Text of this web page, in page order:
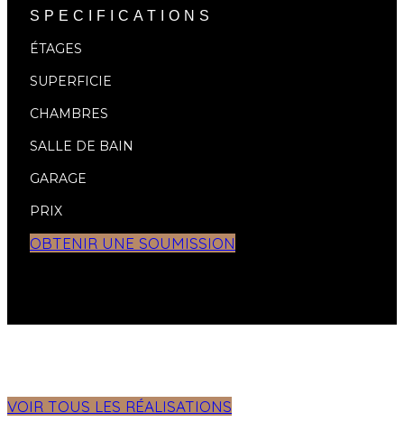
SPECIFICATIONS
ÉTAGES
SUPERFICIE
CHAMBRES
SALLE DE BAIN
GARAGE
PRIX
OBTENIR UNE SOUMISSION
VOIR TOUS LES RÉALISATIONS